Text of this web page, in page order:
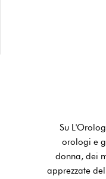
Su
orologi e
donna, dei
apprezzate